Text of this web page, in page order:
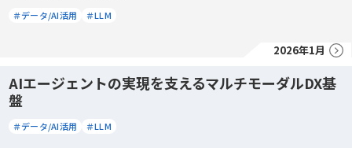
＃データ/AI活用 ＃LLM
2026年1月
AIエージェントの実現を支えるマルチモーダルDX基
盤
＃データ/AI活用 ＃LLM